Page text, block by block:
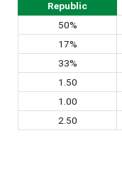
Republic
50%
17%
33%
1.50
1.00
2.50